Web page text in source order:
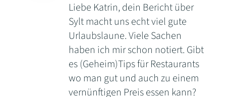
Liebe Katrin, dein Bericht über
Sylt macht uns echt viel gute
Urlaubslaune. Viele Sachen
haben ich mir schon notiert. Gibt
es (Geheim)Tips für Restaurants
wo man gut und auch zu einem
vernünftigen Preis essen kann?